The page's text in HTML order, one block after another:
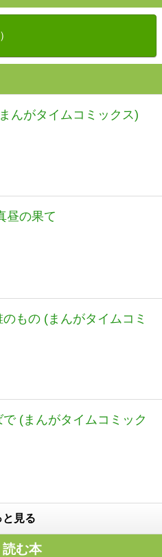
んがタイムコミックス)
昼の果て
もの (まんがタイムコミ
(まんがタイムコミック
と見る
む本